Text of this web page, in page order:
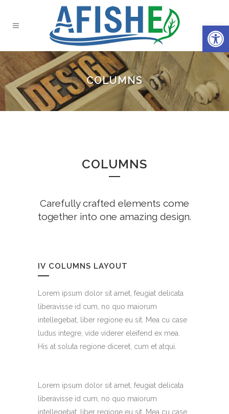
COLUMNS
COLUMNS
Carefully crafted elements come
together into one amazing design.
IV COLUMNS LAYOUT
Lorem ipsum dolor sit amet, feugiat delicata
liberavisse id cum, no quo maiorum
intellegebat, liber regione eu sit. Mea cu case
ludus integre, vide viderer eleifend ex mea.
His at soluta regione diceret, cum et atqui.
Lorem ipsum dolor sit amet, feugiat delicata
liberavisse id cum, no quo maiorum
intellegebat, liber regione eu sit. Mea cu case